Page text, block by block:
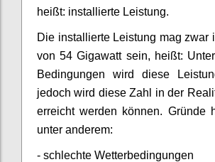
heißt: installierte Leistung.
Die installierte Leistung mag zwar
von 54 Gigawatt sein, heißt:
Bedingungen wird diese
jedoch wird diese Zahl in der
erreicht werden können. Gründe
unter anderem:
- schlechte Wetterbedingungen